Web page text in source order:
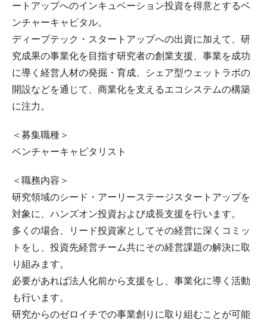
ートアップへのインキュベーション投資を得意とするベ
ンチャーキャピタル。
ディープテック・スタートアップへの出資に加えて、研
究成果の事業化を目指す研究者の創業支援、事業を成功
に導く経営人材の発掘・育成、シェア型ウェットラボの
開設などを通じて、商業化を支えるエコシステムの構築
に注力。
＜募集職種＞
ベンチャーキャピタリスト
＜職務内容＞
研究領域のシード・アーリーステージスタートアップを
対象に、ハンズオン投資および成長支援を行います。
多くの場合、リード投資家としてその経営に深くコミッ
トをし、投資先経営チーム共にその経営課題の解決に取
り組みます。
必要があれば法人化前から支援をし、事業化に導く活動
も行います。
研究からのゼロイチでの事業創りに取り組むことが可能